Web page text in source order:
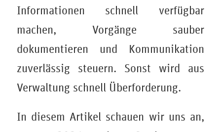
Informationen schnell verfügbar
machen, Vorgänge sauber
dokumentieren und Kommunikation
zuverlässig steuern. Sonst wird aus
Verwaltung schnell Überforderung.
In diesem Artikel schauen wir uns an,